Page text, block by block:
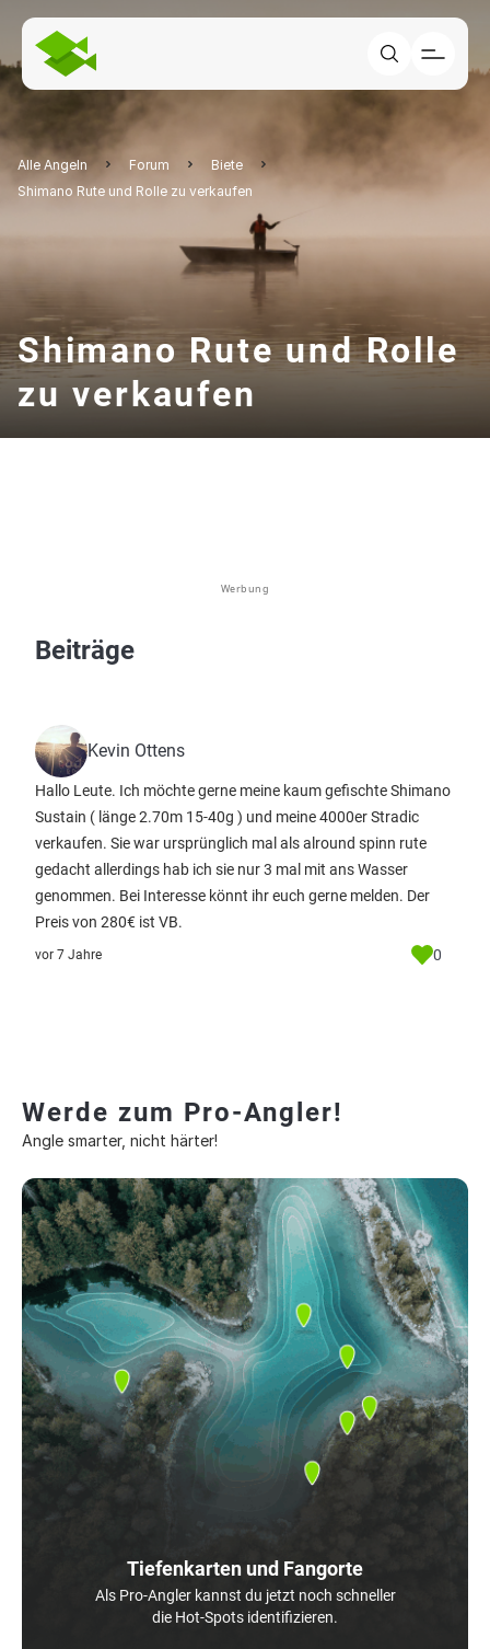
Alle Angeln Forum
Biete
Shimano Rute und Rolle zu verkaufen
Shimano Rute und Rolle
zu verkaufen
Werbung
Beiträge
Kevin Ottens
Hallo Leute. Ich möchte gerne meine kaum gefischte Shimano
Sustain ( länge 2.70m 15-40g ) und meine 4000er Stradic
verkaufen. Sie war ursprünglich mal als alround spinn rute
gedacht allerdings hab ich sie nur 3 mal mit ans Wasser
genommen. Bei Interesse könnt ihr euch gerne melden. Der
Preis von 280€ ist VB.
vor 7 Jahre 0
Werde zum Pro-Angler!
Angle smarter, nicht härter!
Tiefenkarten und Fangorte
Als Pro-Angler kannst du jetzt noch schneller
die Hot-Spots identifizieren.